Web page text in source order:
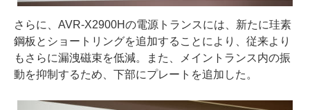
さらに、AVR-X2900Hの電源トランスには、新たに珪素
鋼板とショートリングを追加することにより、従来より
もさらに漏洩磁束を低減。また、メイントランス内の振
動を抑制するため、下部にプレートを追加した。